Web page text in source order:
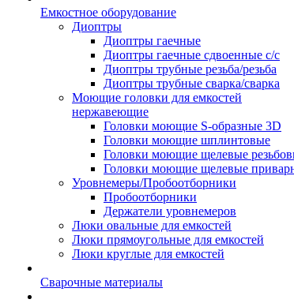
Емкостное оборудование
Диоптры
Диоптры гаечные
Диоптры гаечные сдвоенные c/c
Диоптры трубные резьба/резьба
Диоптры трубные сварка/сварка
Моющие головки для емкостей
нержавеющие
Головки моющие S-образные 3D
Головки моющие шплинтовые
Головки моющие щелевые
Головки моющие щелевые
Уровнемеры/Пробоотборники
Пробоотборники
Держатели уровнемеров
Люки овальные для емкостей
Люки прямоугольные для емкостей
Люки круглые для емкостей
Сварочные материалы